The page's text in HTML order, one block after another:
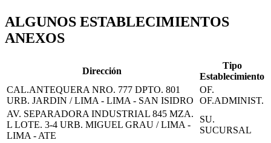
ALGUNOS ESTABLECIMIENTOS
ANEXOS
Dirección
Tipo
Establecimiento
CAL.ANTEQUERA NRO. 777 DPTO. 801
URB. JARDIN / LIMA - LIMA - SAN ISIDRO
OF.
OF.ADMINIST.
AV. SEPARADORA INDUSTRIAL 845 MZA.
L LOTE. 3-4 URB. MIGUEL GRAU / LIMA -
LIMA - ATE
SU.
SUCURSAL